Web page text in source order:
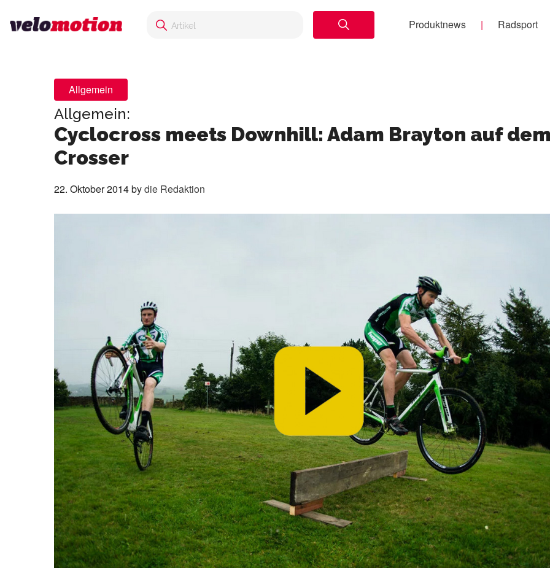
Produktnews Radsport
Allgemein
Allgemein:
Cyclocross meets Downhill: Adam Brayton auf
Crosser
22. Oktober 2014bydie Redaktion